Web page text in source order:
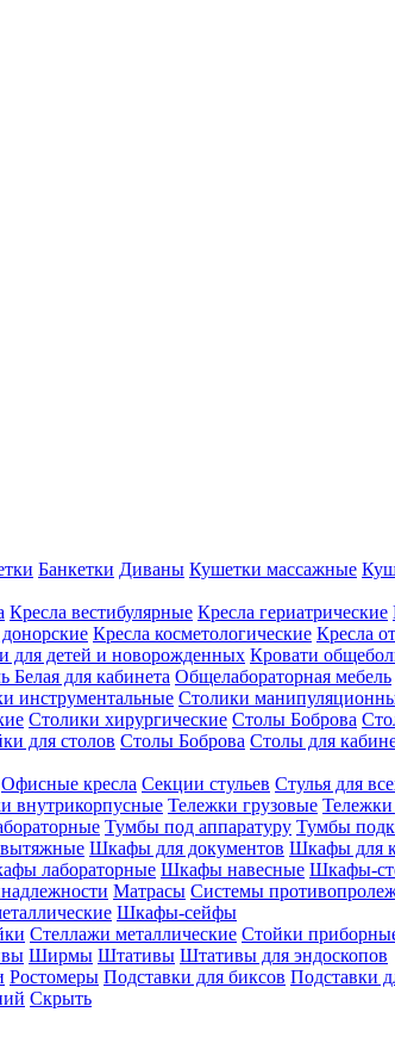
Банкетки Диваны Кушетки массажные
Кресла вестибулярные Кресла гериатрические
Кресла косметологические Кресла
для детей и новорожденных Кровати
Белая для кабинета Общелабораторная мебель
инструментальные Столики
Столики хирургические Столы Боброва
для столов Столы Боброва Столы для
Офисные кресла Секции стульев Стулья для
внутрикорпусные Тележки грузовые Тележки
Тумбы под аппаратуру Тумбы
Шкафы для документов Шкафы для
лабораторные Шкафы навесные Шкафы-
Матрасы Системы
Шкафы-сейфы
Стеллажи металлические Стойки
Ширмы Штативы Штативы для эндоскопов
Ростомеры Подставки для биксов Подставки
Скрыть